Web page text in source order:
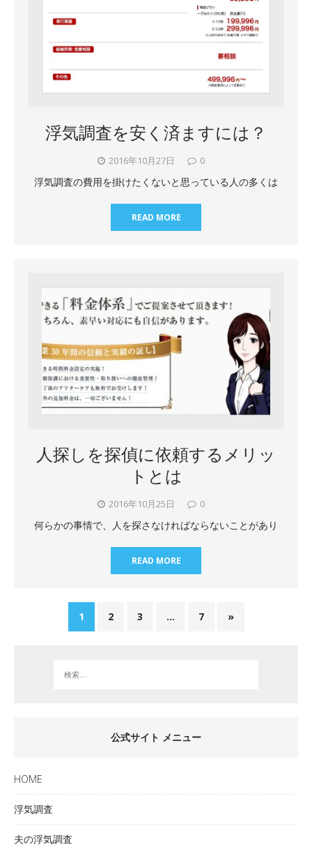
浮気調査を安く済ますには？
2016年10月27日 0
浮気調査の費用を掛けたくないと思っている人の多くは
READ MORE
人探しを探偵に依頼するメリッ
トとは
2016年10月25日 0
何らかの事情で、人を探さなければならないことがあり
READ MORE
1 2 3 … 7 »
公式サイト メニュー
HOME
浮気調査
夫の浮気調査